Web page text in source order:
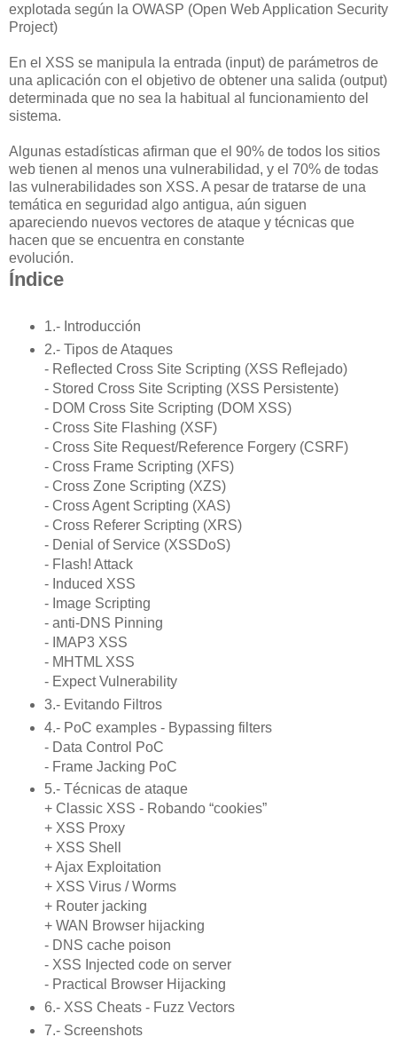
explotada según la OWASP (Open Web Application Security
Project)
En el XSS se manipula la entrada (input) de parámetros de
una aplicación con el objetivo de obtener una salida (output)
determinada que no sea la habitual al funcionamiento del
sistema.
Algunas estadísticas afirman que el 90% de todos los sitios
web tienen al menos una vulnerabilidad, y el 70% de todas
las vulnerabilidades son XSS. A pesar de tratarse de una
temática en seguridad algo antigua, aún siguen
apareciendo nuevos vectores de ataque y técnicas que
hacen que se encuentra en constante
evolución.
Índice
1.- Introducción
2.- Tipos de Ataques
- Reflected Cross Site Scripting (XSS Reflejado)
- Stored Cross Site Scripting (XSS Persistente)
- DOM Cross Site Scripting (DOM XSS)
- Cross Site Flashing (XSF)
- Cross Site Request/Reference Forgery (CSRF)
- Cross Frame Scripting (XFS)
- Cross Zone Scripting (XZS)
- Cross Agent Scripting (XAS)
- Cross Referer Scripting (XRS)
- Denial of Service (XSSDoS)
- Flash! Attack
- Induced XSS
- Image Scripting
- anti-DNS Pinning
- IMAP3 XSS
- MHTML XSS
- Expect Vulnerability
3.- Evitando Filtros
4.- PoC examples - Bypassing filters
- Data Control PoC
- Frame Jacking PoC
5.- Técnicas de ataque
+ Classic XSS - Robando “cookies”
+ XSS Proxy
+ XSS Shell
+ Ajax Exploitation
+ XSS Virus / Worms
+ Router jacking
+ WAN Browser hijacking
- DNS cache poison
- XSS Injected code on server
- Practical Browser Hijacking
6.- XSS Cheats - Fuzz Vectors
7.- Screenshots